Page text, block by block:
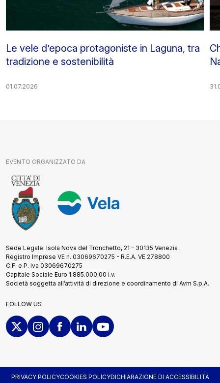
Le vele d’epoca protagoniste in Laguna, tra
tradizione e sostenibilità
01.07.2026
EVENTO ORGANIZZATO DA
Sede Legale: Isola Nova del Tronchetto, 21 - 30135 Venezia
Registro Imprese VE n. 03069670275 - R.E.A. VE 278800
C.F. e P. Iva 03069670275
Capitale Sociale Euro 1.885.000,00 i.v.
Società soggetta all’attività di direzione e coordinamento di Avm S.p.A.
FOLLOW US
PRIVACY POLICYCOOKIES POLICYDICHIARAZIONE DI ACCESSIBILITÀ